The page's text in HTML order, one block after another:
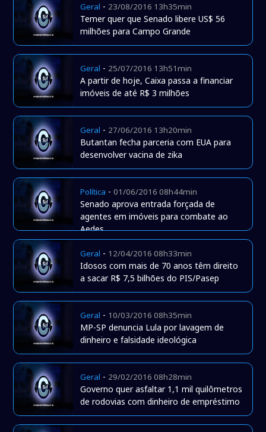
Geral - 23/08/2016 13h35min
Temer quer que Senado libere US$ 56
milhões para Campo Grande
Geral - 25/07/2016 13h51min
A partir de hoje, Caixa passa a financiar
imóveis de até R$ 3 milhões
Geral - 27/06/2016 13h20min
Butantan fecha parceria com EUA para
desenvolver vacina de zika
Política -01/06/2016 08h44min
Senado aprova entrada forçada de
agentes em imóveis para combate ao
Aedes
Geral - 12/04/2016 08h33min
Idosos com mais de 70 anos têm direito
a sacar R$ 7,5 bilhões do PIS/Pasep
Geral - 10/03/2016 08h35min
MP-SP denuncia Lula por lavagem de
dinheiro e falsidade ideológica
Geral - 29/02/2016 08h28min
Governo quer asfaltar 1,1 mil quilômetros
de rodovias com dinheiro de empréstimo